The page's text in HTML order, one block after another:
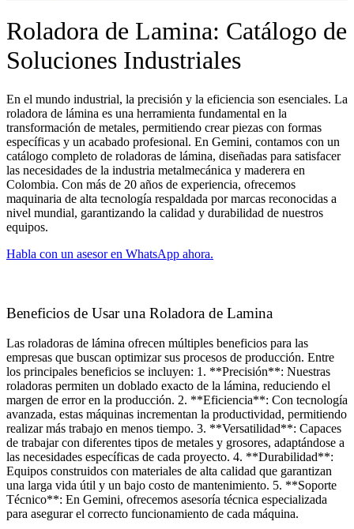
Roladora de Lamina: Catálogo de
Soluciones Industriales
En el mundo industrial, la precisión y la eficiencia son esenciales. La
roladora de lámina es una herramienta fundamental en la
transformación de metales, permitiendo crear piezas con formas
específicas y un acabado profesional. En Gemini, contamos con un
catálogo completo de roladoras de lámina, diseñadas para satisfacer
las necesidades de la industria metalmecánica y maderera en
Colombia. Con más de 20 años de experiencia, ofrecemos
maquinaria de alta tecnología respaldada por marcas reconocidas a
nivel mundial, garantizando la calidad y durabilidad de nuestros
equipos.
Habla con un asesor en WhatsApp ahora.
Beneficios de Usar una Roladora de Lamina
Las roladoras de lámina ofrecen múltiples beneficios para las
empresas que buscan optimizar sus procesos de producción. Entre
los principales beneficios se incluyen: 1. **Precisión**: Nuestras
roladoras permiten un doblado exacto de la lámina, reduciendo el
margen de error en la producción. 2. **Eficiencia**: Con tecnología
avanzada, estas máquinas incrementan la productividad, permitiendo
realizar más trabajo en menos tiempo. 3. **Versatilidad**: Capaces
de trabajar con diferentes tipos de metales y grosores, adaptándose a
las necesidades específicas de cada proyecto. 4. **Durabilidad**:
Equipos construidos con materiales de alta calidad que garantizan
una larga vida útil y un bajo costo de mantenimiento. 5. **Soporte
Técnico**: En Gemini, ofrecemos asesoría técnica especializada
para asegurar el correcto funcionamiento de cada máquina.